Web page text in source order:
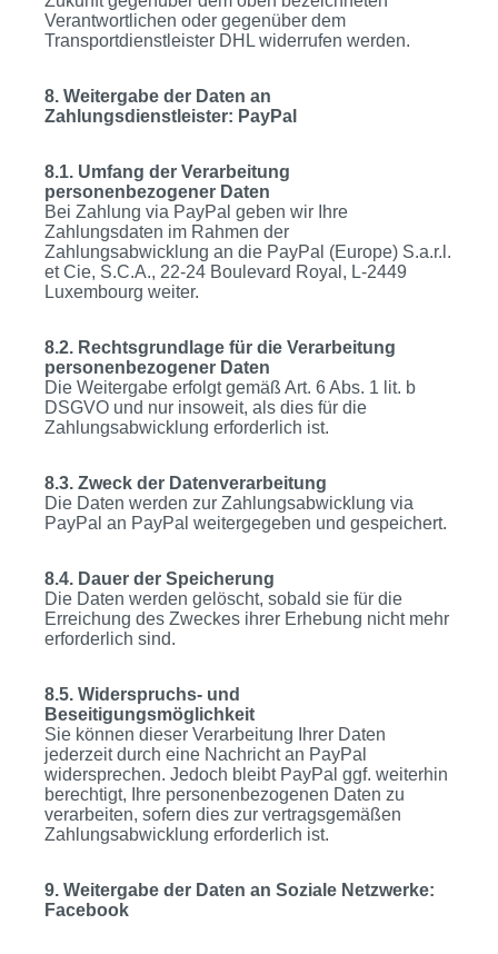
Verantwortlichen oder gegenüber dem
Transportdienstleister DHL widerrufen werden.
8. Weitergabe der Daten an
Zahlungsdienstleister: PayPal
8.1. Umfang der Verarbeitung
personenbezogener Daten
Bei Zahlung via PayPal geben wir Ihre
Zahlungsdaten im Rahmen der
Zahlungsabwicklung an die PayPal (Europe) S.a.r.l.
et Cie, S.C.A., 22-24 Boulevard Royal, L-2449
Luxembourg weiter.
8.2. Rechtsgrundlage für die Verarbeitung
personenbezogener Daten
Die Weitergabe erfolgt gemäß Art. 6 Abs. 1 lit. b
DSGVO und nur insoweit, als dies für die
Zahlungsabwicklung erforderlich ist.
8.3. Zweck der Datenverarbeitung
Die Daten werden zur Zahlungsabwicklung via
PayPal an PayPal weitergegeben und gespeichert.
8.4. Dauer der Speicherung
Die Daten werden gelöscht, sobald sie für die
Erreichung des Zweckes ihrer Erhebung nicht mehr
erforderlich sind.
8.5. Widerspruchs- und
Beseitigungsmöglichkeit
Sie können dieser Verarbeitung Ihrer Daten
jederzeit durch eine Nachricht an PayPal
widersprechen. Jedoch bleibt PayPal ggf. weiterhin
berechtigt, Ihre personenbezogenen Daten zu
verarbeiten, sofern dies zur vertragsgemäßen
Zahlungsabwicklung erforderlich ist.
9. Weitergabe der Daten an Soziale Netzwerke:
Facebook